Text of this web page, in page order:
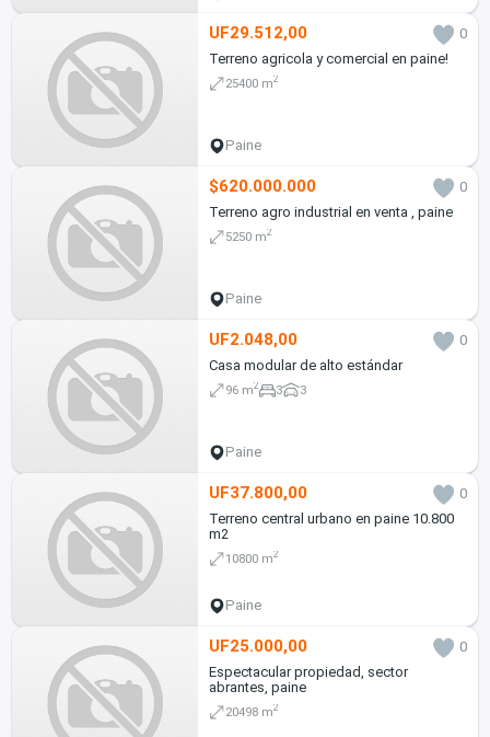
UF29.512,00
0
Terreno agricola y comercial en paine!
25400 m2
Paine
$620.000.000
0
Terreno agro industrial en venta , paine
5250 m2
Paine
UF2.048,00
0
Casa modular de alto estándar
96 m2 3 3
Paine
UF37.800,00
0
Terreno central urbano en paine 10.800
m2
10800 m2
Paine
UF25.000,00
0
Espectacular propiedad, sector
abrantes, paine
20498 m2